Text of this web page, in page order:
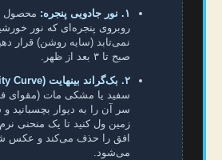
۱. نور جادویی پنجره:
محصول
روبروی پنجره‌ای که نور
صبح تا ۳ بعد از ظهر.
۲. بک‌گراند بینهایت (Infinity Curve):
سفید یا مشکی مات (مقوای
سر آن را به دیوار بچسبانید
زمین ول کنید تا یک منحنی
افق را حذف می‌کند و عکس
می‌شود.